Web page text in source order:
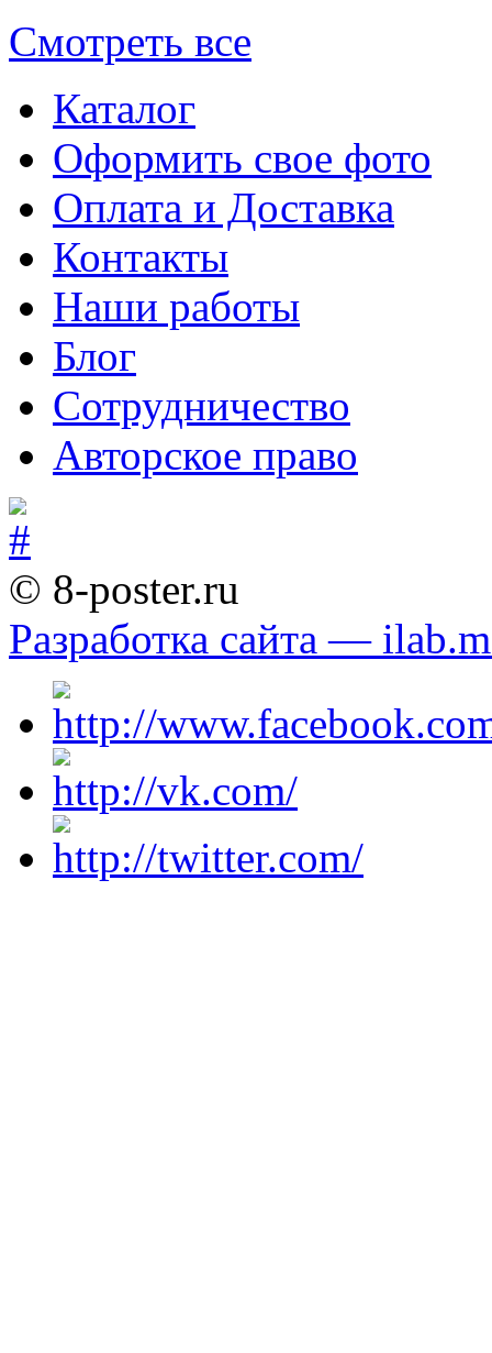
Смотреть все
Каталог
Оформить свое фото
Оплата и Доставка
Контакты
Наши работы
Блог
Сотрудничество
Авторское право
© 8-poster.ru
Разработка сайта —